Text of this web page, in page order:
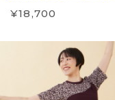
¥18,700